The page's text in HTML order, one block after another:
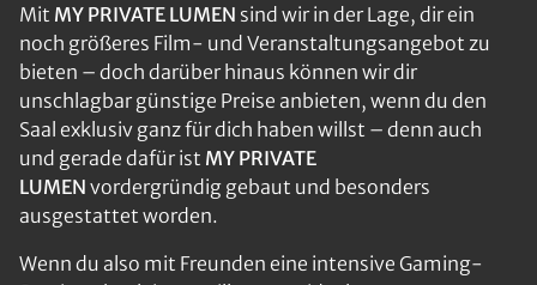
Mit MY PRIVATE LUMEN sind wir in der Lage, dir ein
noch größeres Film- und Veranstaltungsangebot zu
bieten – doch darüber hinaus können wir dir
unschlagbar günstige Preise anbieten, wenn du den
Saal exklusiv ganz für dich haben willst – denn auch
und gerade dafür ist MY PRIVATE
LUMEN vordergründig gebaut und besonders
ausgestattet worden.
Wenn du also mit Freunden eine intensive Gaming-